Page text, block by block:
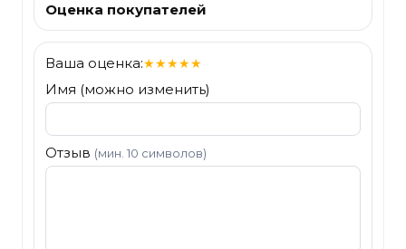
Оценка покупателей
Ваша оценка:★★★★★
Имя (можно изменить)
Отзыв (мин. 10 символов)